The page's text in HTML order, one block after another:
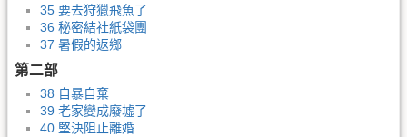
35 要去狩獵飛魚了
36 秘密結社紙袋團
37 暑假的返鄉
第二部
38 自暴自棄
39 老家變成廢墟了
40 堅決阻止離婚